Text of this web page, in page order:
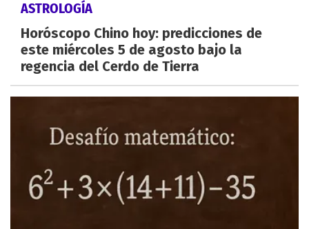
ASTROLOGÍA
Horóscopo Chino hoy: predicciones de
este miércoles 5 de agosto bajo la
regencia del Cerdo de Tierra